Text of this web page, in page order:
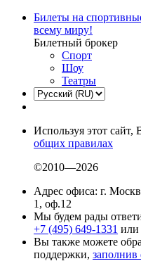
Билеты на
всему миру!
Билетный брокер
Спорт
Шоу
Театры
Используя этот сайт,
общих правилах
©2010—2026
Адрес офиса: г.
1, оф.12
Мы будем рады
+7 (495) 649-1331 или
Вы также можете
поддержки,